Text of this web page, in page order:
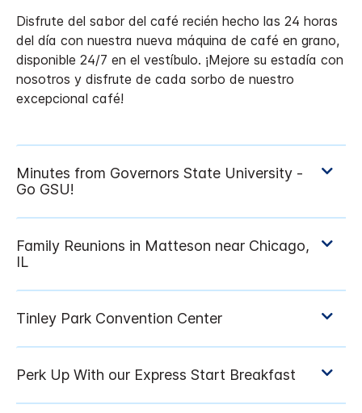
Disfrute del sabor del café recién hecho las 24 horas
del día con nuestra nueva máquina de café en grano,
disponible 24/7 en el vestíbulo. ¡Mejore su estadía con
nosotros y disfrute de cada sorbo de nuestro
excepcional café!